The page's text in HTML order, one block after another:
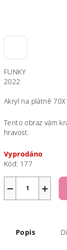
FUNKY
2022
Akryl na plátně
Tento obraz vám
hravost.
Vyprodáno
Kód: 177
+
−
Popis